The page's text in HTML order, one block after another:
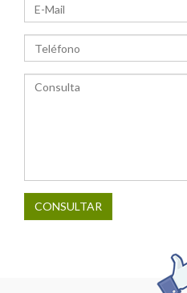
CONSULTAR